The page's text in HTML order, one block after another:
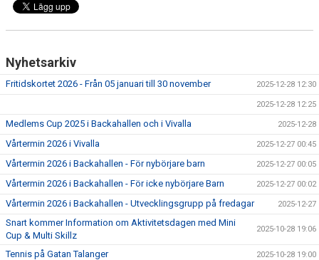
Nyhetsarkiv
Fritidskortet 2026 - Från 05 januari till 30 november 2025-12-28 12:30
2025-12-28 12:25
Medlems Cup 2025 i Backahallen och i Vivalla 2025-12-28
Vårtermin 2026 i Vivalla 2025-12-27 00:45
Vårtermin 2026 i Backahallen - För nybörjare barn 2025-12-27 00:05
Vårtermin 2026 i Backahallen - För icke nybörjare Barn 2025-12-27 00:02
Vårtermin 2026 i Backahallen - Utvecklingsgrupp på fredagar 2025-12-27
Snart kommer Information om Aktivitetsdagen med Mini
Cup & Multi Skillz
2025-10-28 19:06
Tennis på Gatan Talanger 2025-10-28 19:00